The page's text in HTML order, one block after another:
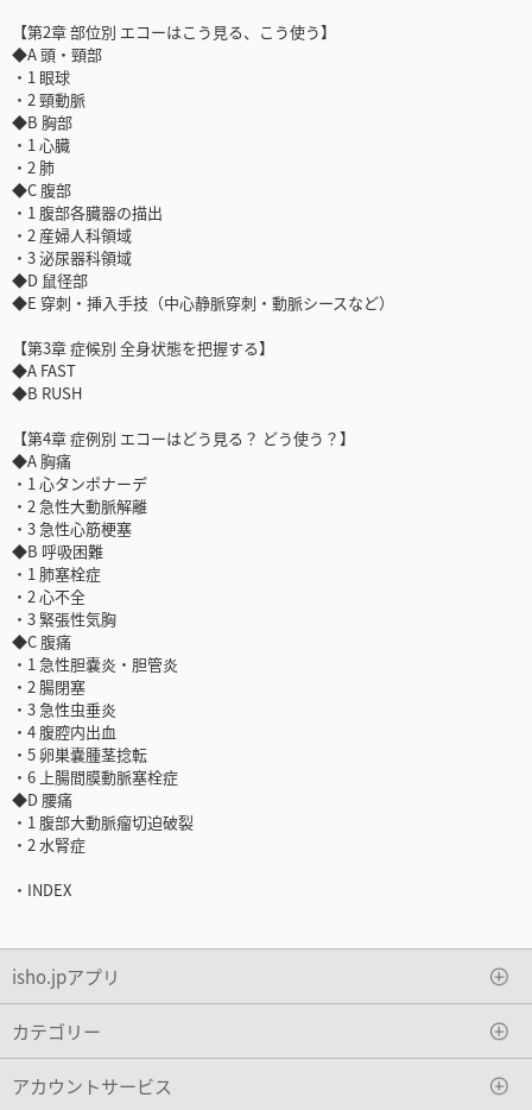
【第2章 部位別 エコーはこう見る、こう使う】
◆A 頭・頸部
・1 眼球
・2 頸動脈
◆B 胸部
・1 心臓
・2 肺
◆C 腹部
・1 腹部各臓器の描出
・2 産婦人科領域
・3 泌尿器科領域
◆D 鼠径部
◆E 穿刺・挿入手技（中心静脈穿刺・動脈シースなど）
【第3章 症候別 全身状態を把握する】
◆A FAST
◆B RUSH
【第4章 症例別 エコーはどう見る？ どう使う？】
◆A 胸痛
・1 心タンポナーデ
・2 急性大動脈解離
・3 急性心筋梗塞
◆B 呼吸困難
・1 肺塞栓症
・2 心不全
・3 緊張性気胸
◆C 腹痛
・1 急性胆嚢炎・胆管炎
・2 腸閉塞
・3 急性虫垂炎
・4 腹腔内出血
・5 卵巣嚢腫茎捻転
・6 上腸間膜動脈塞栓症
◆D 腰痛
・1 腹部大動脈瘤切迫破裂
・2 水腎症
・INDEX
isho.jpアプリ
カテゴリー
アカウントサービス